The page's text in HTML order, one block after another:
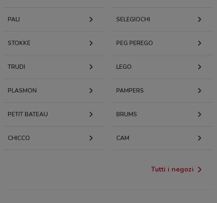
PALI SELEGIOCHI
STOKKE PEG PEREGO
TRUDI LEGO
PLASMON PAMPERS
PETIT BATEAU BRUMS
CHICCO CAM
Tutti i negozi